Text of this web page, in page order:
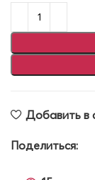
Добавить в
Поделиться: